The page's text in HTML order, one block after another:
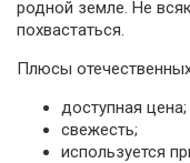
родной земле. Не
похвастаться.
Плюсы
доступная цена;
свежесть;
используется